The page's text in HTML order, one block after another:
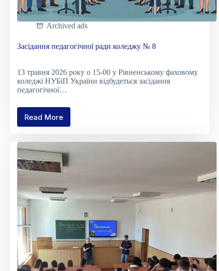
Archived ads
Засідання педагогічної ради коледжу № 8
13 травня 2026 року о 15-00 у Рівненському фаховому
коледжі НУБіП України відбудеться засідання
педагогічної…
Read More
Засідання
ради
коледжу
№
8